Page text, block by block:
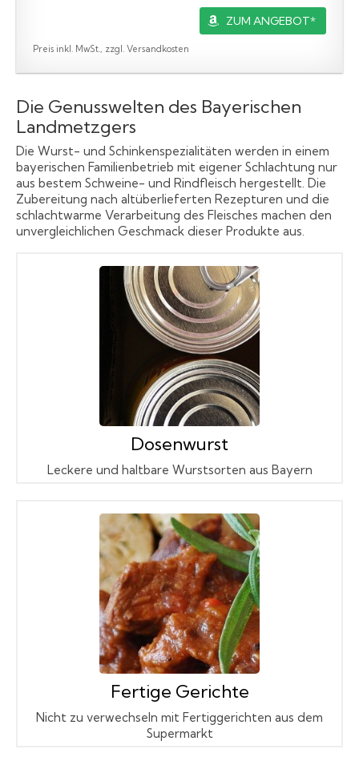
ZUM ANGEBOT*
Preis inkl. MwSt., zzgl. Versandkosten
Die Genusswelten des Bayerischen
Landmetzgers
Die Wurst- und Schinkenspezialitäten werden in einem
bayerischen Familienbetrieb mit eigener Schlachtung nur
aus bestem Schweine- und Rindfleisch hergestellt. Die
Zubereitung nach altüberlieferten Rezepturen und die
schlachtwarme Verarbeitung des Fleisches machen den
unvergleichlichen Geschmack dieser Produkte aus.
Dosenwurst
Leckere und haltbare Wurstsorten aus Bayern
Fertige Gerichte
Nicht zu verwechseln mit Fertiggerichten aus dem
Supermarkt